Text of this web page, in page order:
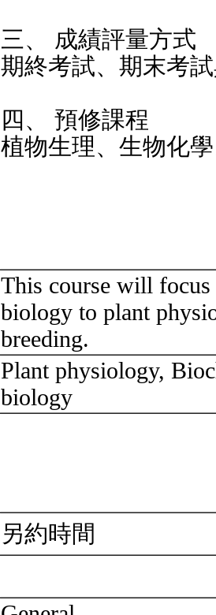
三、 成績評量方式
期終考試、期末考
四、 預修課程
植物生理、生物化
This course will
biology to plant
breeding.
Plant physiology,
biology
另約時間